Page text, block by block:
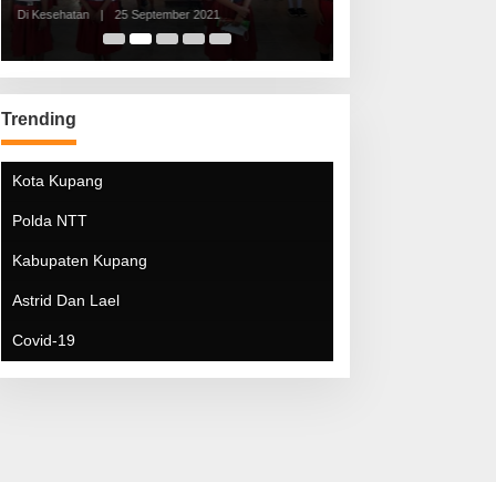
Di Kesehatan | 25 September 2021
Trending
Kota Kupang
Polda NTT
Kabupaten Kupang
Astrid Dan Lael
Covid-19